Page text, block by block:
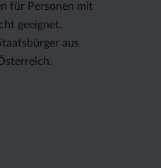
für Personen mit
geeignet.
aus